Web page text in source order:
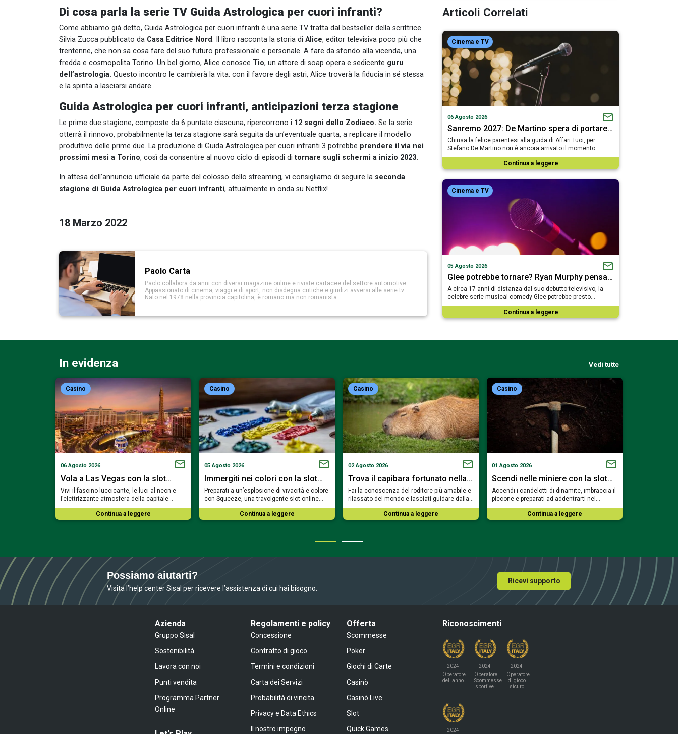
Di cosa parla la serie TV Guida Astrologica per cuori infranti?
Come abbiamo già detto, Guida Astrologica per cuori infranti è una serie TV tratta dal bestseller della scrittrice
Silvia Zucca pubblicato da Casa Editrice Nord. Il libro racconta la storia di Alice, editor televisiva poco più che
trentenne, che non sa cosa fare del suo futuro professionale e personale. A fare da sfondo alla vicenda, una
fredda e cosmopolita Torino. Un bel giorno, Alice conosce Tio, un attore di soap opera e sedicente guru
dell’astrologia. Questo incontro le cambierà la vita: con il favore degli astri, Alice troverà la fiducia in sé stessa
e la spinta a lasciarsi andare.
Guida Astrologica per cuori infranti, anticipazioni terza stagione
Le prime due stagione, composte da 6 puntate ciascuna, ripercorrono i 12 segni dello Zodiaco. Se la serie
otterrà il rinnovo, probabilmente la terza stagione sarà seguita da un’eventuale quarta, a replicare il modello
produttivo delle prime due. La produzione di Guida Astrologica per cuori infranti 3 potrebbe prendere il via nei
prossimi mesi a Torino, così da consentire al nuovo ciclo di episodi di tornare sugli schermi a inizio 2023.
In attesa dell’annuncio ufficiale da parte del colosso dello streaming, vi consigliamo di seguire la seconda
stagione di Guida Astrologica per cuori infranti, attualmente in onda su Netflix!
18 Marzo 2022
Paolo Carta
Paolo collabora da anni con diversi magazine online e riviste cartacee del settore automotive.
Appassionato di cinema, viaggi e di sport, non disdegna critiche e giudizi avversi alle serie tv.
Nato nel 1978 nella provincia capitolina, è romano ma non romanista.
Articoli Correlati
Cinema e TV
06 Agosto 2026
Sanremo 2027: De Martino spera di portare…
Chiusa la felice parentesi alla guida di Affari Tuoi, per
Stefano De Martino non è ancora arrivato il momento…
Continua a leggere
Cinema e TV
05 Agosto 2026
Glee potrebbe tornare? Ryan Murphy pensa…
A circa 17 anni di distanza dal suo debutto televisivo, la
celebre serie musical-comedy Glee potrebbe presto…
Continua a leggere
In evidenza Vedi tutte
Casino
06 Agosto 2026
Vola a Las Vegas con la slot…
Vivi il fascino luccicante, le luci al neon e
l’elettrizzante atmosfera della capitale…
Continua a leggere
Casino
05 Agosto 2026
Immergiti nei colori con la slot…
Preparati a un’esplosione di vivacità e colore
con Squeeze, una travolgente slot online…
Continua a leggere
Casino
02 Agosto 2026
Trova il capibara fortunato nella…
Fai la conoscenza del roditore più amabile e
rilassato del mondo e lasciati guidare dalla…
Continua a leggere
Casino
01 Agosto 2026
Scendi nelle miniere con la slot…
Accendi i candelotti di dinamite, imbraccia il
piccone e preparati ad addentrarti nel…
Continua a leggere
Possiamo aiutarti?
Visita l’help center Sisal per ricevere l’assistenza di cui hai bisogno.
Ricevi supporto
Azienda
Gruppo Sisal
Sostenibilità
Lavora con noi
Punti vendita
Programma Partner
Online
Regolamenti e policy
Concessione
Contratto di gioco
Termini e condizioni
Carta dei Servizi
Probabilità di vincita
Privacy e Data Ethics
Il nostro impegno
Offerta
Scommesse
Poker
Giochi di Carte
Casinò
Casinò Live
Slot
Quick Games
Riconoscimenti
2024
Operatore
dell'anno
2024
Operatore
Scommesse
sportive
2024
Operatore
di gioco
sicuro
2024